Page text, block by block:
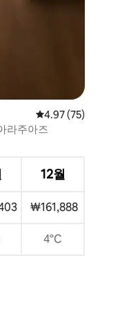
평점 4.97점(5점 만점
4.97 (75)
라주아즈
12월
₩161,888
4°C